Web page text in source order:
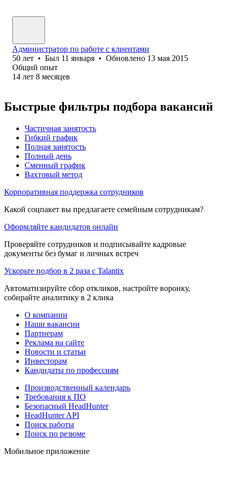
Администратор по работе с клиентами
50 лет • Был 11 января • Обновлено 13 мая 2015
Общий опыт
14 лет 8 месяцев
Быстрые фильтры подбора вакансий
Частичная занятость
Гибкий график
Полная занятость
Полный день
Сменный график
Вахтовый метод
Корпоративная поддержка сотрудников
Какой соцпакет вы предлагаете семейным сотрудникам?
Оформляйте кандидатов онлайн
Проверяйте сотрудников и подписывайте кадровые
документы без бумаг и личных встреч
Ускорьте подбор в 2 раза с Talantix
Автоматизируйте сбор откликов, настройте воронку,
собирайте аналитику в 2 клика
О компании
Наши вакансии
Партнерам
Реклама на сайте
Новости и статьи
Инвесторам
Кандидаты по профессиям
Производственный календарь
Требования к ПО
Безопасный HeadHunter
HeadHunter API
Поиск работы
Поиск по резюме
Мобильное приложение